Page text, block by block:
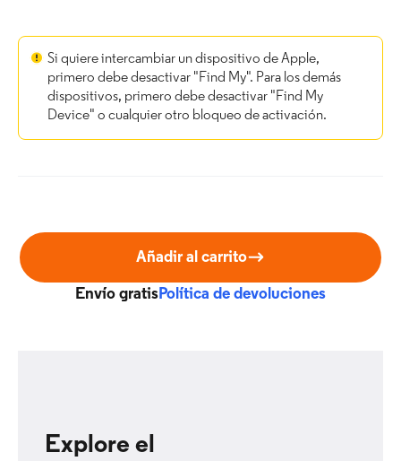
Si quiere intercambiar un dispositivo de Apple,
primero debe desactivar "Find My". Para los demás
dispositivos, primero debe desactivar "Find My
Device" o cualquier otro bloqueo de activación.
Añadir al carrito
Envío gratisPolítica de devoluciones
Explore el